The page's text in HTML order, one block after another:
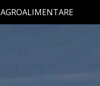
AGROALIMENTARE